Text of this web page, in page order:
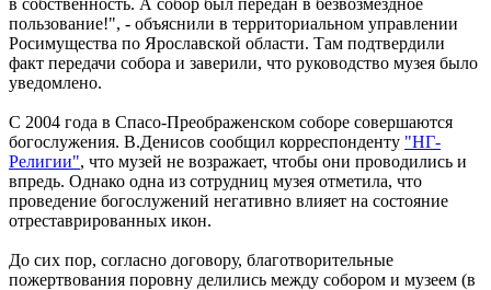
пользование!", - объяснили в территориальном управлении
Росимущества по Ярославской области. Там подтвердили
факт передачи собора и заверили, что руководство музея было
уведомлено.
С 2004 года в Спасо-Преображенском соборе совершаются
богослужения. В.Денисов сообщил корреспонденту "НГ-
Религии", что музей не возражает, чтобы они проводились и
впредь. Однако одна из сотрудниц музея отметила, что
проведение богослужений негативно влияет на состояние
отреставрированных икон.
До сих пор, согласно договору, благотворительные
пожертвования поровну делились между собором и музеем (в